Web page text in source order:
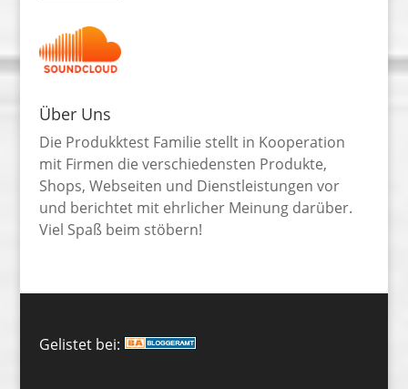
Über Uns
Die Produkktest Familie stellt in Kooperation
mit Firmen die verschiedensten Produkte,
Shops, Webseiten und Dienstleistungen vor
und berichtet mit ehrlicher Meinung darüber.
Viel Spaß beim stöbern!
Gelistet bei: